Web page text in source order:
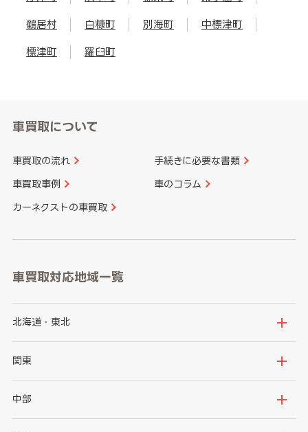
鶴居村 白糠町 別海町 中標津町
標津町 羅臼町
車買取について
車買取の流れ 手続きに必要な書類
車買取事例 車のコラム
カーネクストの車買取
車買取対応地域一覧
北海道・東北
北海道
岩手県
関東
茨城県
中部